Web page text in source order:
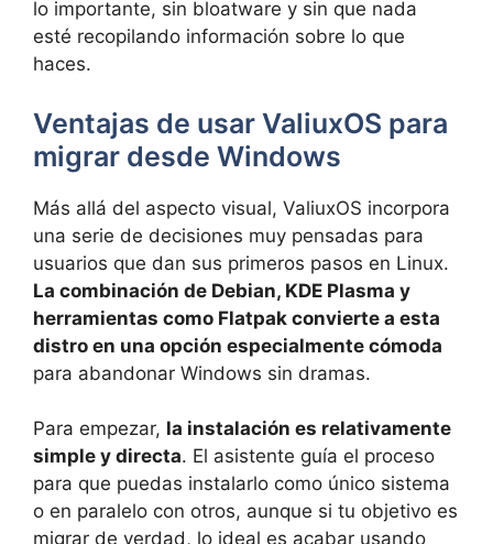
lo importante, sin bloatware y sin que nada
esté recopilando información sobre lo que
haces.
Ventajas de usar ValiuxOS para
migrar desde Windows
Más allá del aspecto visual, ValiuxOS incorpora
una serie de decisiones muy pensadas para
usuarios que dan sus primeros pasos en Linux.
La combinación de Debian, KDE Plasma y
herramientas como Flatpak convierte a esta
distro en una opción especialmente cómoda
para abandonar Windows sin dramas.
Para empezar, la instalación es relativamente
simple y directa. El asistente guía el proceso
para que puedas instalarlo como único sistema
o en paralelo con otros, aunque si tu objetivo es
migrar de verdad, lo ideal es acabar usando